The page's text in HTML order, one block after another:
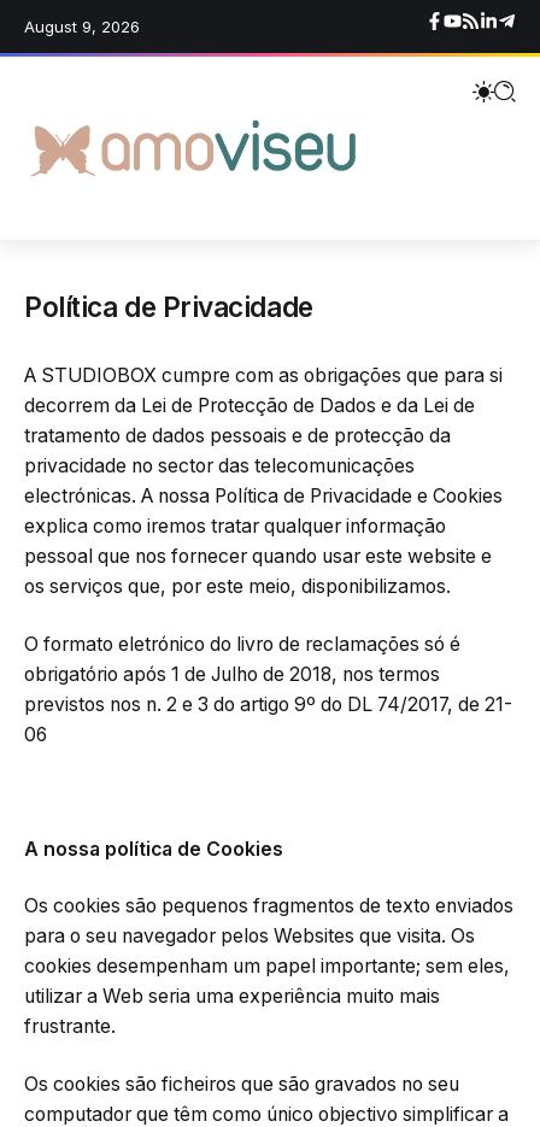
August 9, 2026
Política de Privacidade
A STUDIOBOX cumpre com as obrigações que para si
decorrem da Lei de Protecção de Dados e da Lei de
tratamento de dados pessoais e de protecção da
privacidade no sector das telecomunicações
electrónicas. A nossa Política de Privacidade e Cookies
explica como iremos tratar qualquer informação
pessoal que nos fornecer quando usar este website e
os serviços que, por este meio, disponibilizamos.
O formato eletrónico do livro de reclamações só é
obrigatório após 1 de Julho de 2018, nos termos
previstos nos n. 2 e 3 do artigo 9º do DL 74/2017, de 21-
06
A nossa política de Cookies
Os cookies são pequenos fragmentos de texto enviados
para o seu navegador pelos Websites que visita. Os
cookies desempenham um papel importante; sem eles,
utilizar a Web seria uma experiência muito mais
frustrante.
Os cookies são ficheiros que são gravados no seu
computador que têm como único objectivo simplificar a